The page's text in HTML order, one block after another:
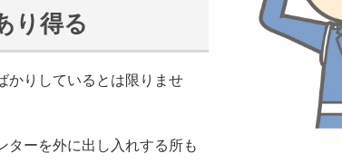
り得る
かりしているとは限りませ
ターを外に出し入れする所も